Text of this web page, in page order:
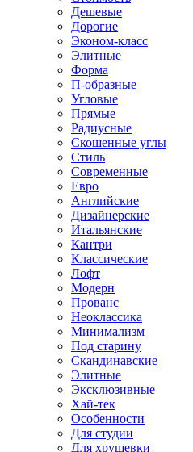
Дешевые
Дорогие
Эконом-класс
Элитные
Форма
П-образные
Угловые
Прямые
Радиусные
Скошенные углы
Стиль
Современные
Евро
Английские
Дизайнерские
Итальянские
Кантри
Классические
Лофт
Модерн
Прованс
Неоклассика
Минимализм
Под старину
Скандинавские
Элитные
Эксклюзивные
Хай-тек
Особенности
Для студии
Для хрущевки